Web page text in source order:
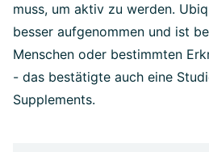
muss, um aktiv zu werden.
besser aufgenommen und ist
Menschen oder bestimmten
- das bestätigte auch eine
Supplements.